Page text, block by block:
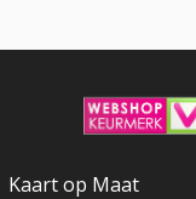
Kaart op Maat